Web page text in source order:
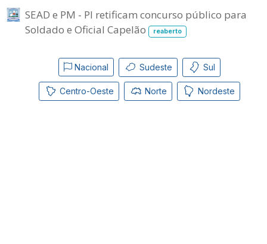
SEAD e PM - PI retificam concurso público para
Soldado e Oficial Capelão
reaberto
Nacional Sudeste Sul
Centro-Oeste Norte Nordeste